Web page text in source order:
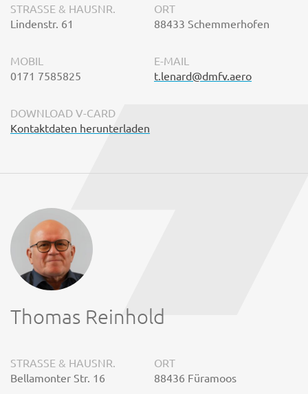
STRASSE & HAUSNR.
Lindenstr. 61
ORT
88433 Schemmerhofen
MOBIL
0171 7585825
E-MAIL
t.lenard@dmfv.aero
DOWNLOAD V-CARD
Kontaktdaten herunterladen
Thomas Reinhold
STRASSE & HAUSNR.
Bellamonter Str. 16
ORT
88436 Füramoos